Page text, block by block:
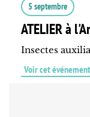
5 septembre
ATELIER à
Insectes
Voir cet événement